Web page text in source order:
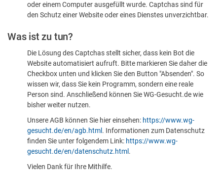
sind
oder einem Computer ausgefüllt wurde. Captchas sind für
den Schutz einer Website oder eines Dienstes unverzichtbar.
Was ist zu tun?
Die Lösung des Captchas stellt sicher, dass kein Bot die
Website automatisiert aufruft. Bitte markieren Sie daher die
Checkbox unten und klicken Sie den Button "Absenden". So
wissen wir, dass Sie kein Programm, sondern eine reale
Person sind. Anschließend können Sie WG-Gesucht.de wie
bisher weiter nutzen.
Unsere AGB können Sie hier einsehen: https://www.wg-
gesucht.de/en/agb.html . Informationen zum Datenschutz
finden Sie unter folgendem Link: https://www.wg-
gesucht.de/en/datenschutz.html .
Vielen Dank für Ihre Mithilfe.